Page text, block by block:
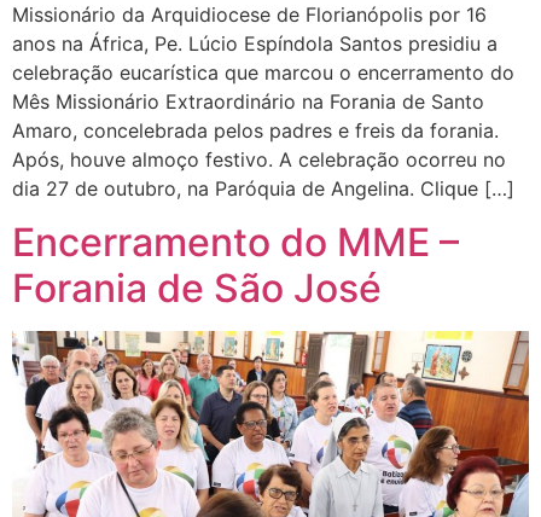
Missionário da Arquidiocese de Florianópolis por 16
anos na África, Pe. Lúcio Espíndola Santos presidiu a
celebração eucarística que marcou o encerramento do
Mês Missionário Extraordinário na Forania de Santo
Amaro, concelebrada pelos padres e freis da forania.
Após, houve almoço festivo. A celebração ocorreu no
dia 27 de outubro, na Paróquia de Angelina. Clique […]
Encerramento do MME –
Forania de São José